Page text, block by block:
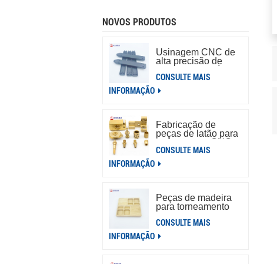
NOVOS PRODUTOS
Usinagem CNC de
alta precisão de
CONSULTE MAIS
INFORMAÇÃO
Fabricação de
peças de latão para
torneamento CNC
personalizado
CONSULTE MAIS
INFORMAÇÃO
Peças de madeira
para torneamento
personalizada,
serviço de peças de
madeira para
CONSULTE MAIS
INFORMAÇÃO